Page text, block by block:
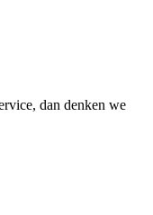
dan denken we